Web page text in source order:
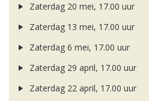
Zaterdag 20 mei, 17.00 uur
Zaterdag 13 mei, 17.00 uur
Zaterdag 6 mei, 17.00 uur
Zaterdag 29 april, 17.00 uur
Zaterdag 22 april, 17.00 uur